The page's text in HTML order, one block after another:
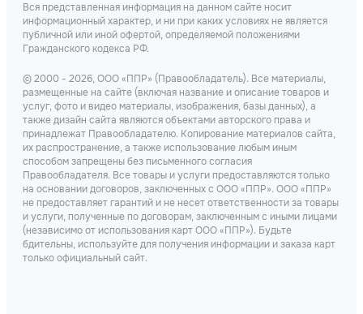
Вся представленная информация на данном сайте носит
информационный характер, и ни при каких условиях не является
публичной или иной офертой, определяемой положениями
Гражданского кодекса РФ.
© 2000 - 2026, ООО «ППР» (Правообладатель). Все материалы,
размещенные на сайте (включая название и описание товаров и
услуг, фото и видео материалы, изображения, базы данных), а
также дизайн сайта являются объектами авторского права и
принадлежат Правообладателю. Копирование материалов сайта,
их распространение, а также использование любым иным
способом запрещены без письменного согласия
Правообладателя. Все товары и услуги предоставляются только
на основании договоров, заключенных с ООО «ППР». ООО «ППР»
не предоставляет гарантий и не несет ответственности за товары
и услуги, полученные по договорам, заключенным с иными лицами
(независимо от использования карт ООО «ППР»). Будьте
бдительны, используйте для получения информации и заказа карт
только официальный сайт.